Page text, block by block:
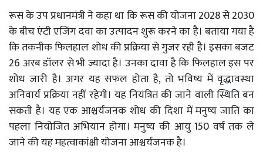
रूस के उप प्रधानमंत्री ने कहा था कि रूस की योजना 2028 से 2030
के बीच एंटी एजिंग दवा का उत्पादन शुरू करने का है। बताया गया है
कि तकनीक फिलहाल शोध की प्रक्रिया से गुजर रही है। इसका बजट
26 अरब डॉलर से भी ज्यादा है। उनका दावा है कि फिलहाल इस पर
शोध जारी है। अगर यह सफल होता है, तो भविष्य में वृद्धावस्था
अनिवार्य प्रक्रिया नहीं रहेगी। यह नियंत्रित की जाने वाली स्थिति बन
सकती है। यह एक आश्चर्यजनक शोध की दिशा में मनुष्य जाति का
पहला नियोजित अभियान होगा। मनुष्य की आयु 150 वर्ष तक ले
जाने की यह महत्वाकांक्षी योजना आश्चर्यजनक है।